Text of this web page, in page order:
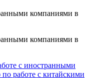
компаниями в
компаниями в
с иностранными
работе с китайскими